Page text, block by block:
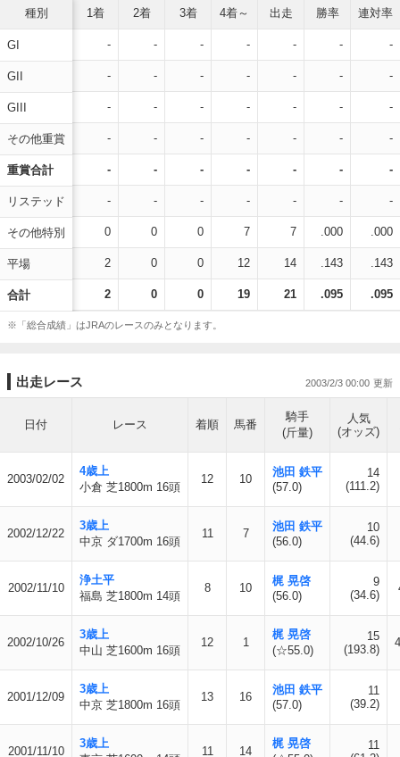
種別
GI
GII
GIII
その他重賞
重賞合計
リステッド
その他特別
平場
合計
1着 2着 3着 4着～ 出走 勝率 連対率
- - - - - - -
- - - - - - -
- - - - - - -
- - - - - - -
- - - - - - -
- - - - - - -
0 0 0 7 7 .000 .000
2 0 0 12 14 .143 .143
2 0 0 19 21 .095 .095
※「総合成績」はJRAのレースのみとなります。
出走レース 2003/2/3 00:00
日付 レース 着順 馬番
騎手
(斤量)
人気
(オッズ)
2003/02/02
4歳上
小倉 芝1800m 16頭
12 10
池田 鉄平
(57.0)
14
(111.2)
2002/12/22
3歳上
中京 ダ1700m 16頭
11 7
池田 鉄平
(56.0)
10
(44.6)
2002/11/10
浄土平
福島 芝1800m 14頭
8 10
梶 晃啓
(56.0)
9
(34.6)
2002/10/26
3歳上
中山 芝1600m 16頭
12 1
梶 晃啓
(☆55.0)
15
(193.8)
2001/12/09
3歳上
中京 芝1800m 16頭
13 16
池田 鉄平
(57.0)
11
(39.2)
2001/11/10
3歳上
11 14
梶 晃啓
11